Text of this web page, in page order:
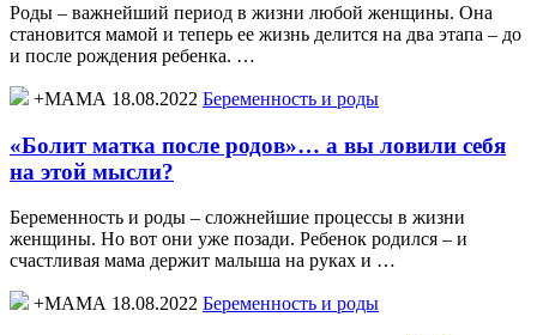
Роды – важнейший период в жизни любой женщины. Она
становится мамой и теперь ее жизнь делится на два этапа – до
и после рождения ребенка. …
+МАМА 18.08.2022 Беременность и роды
«Болит матка после родов»… а вы ловили себя
на этой мысли?
Беременность и роды – сложнейшие процессы в жизни
женщины. Но вот они уже позади. Ребенок родился – и
счастливая мама держит малыша на руках и …
+МАМА 18.08.2022 Беременность и роды